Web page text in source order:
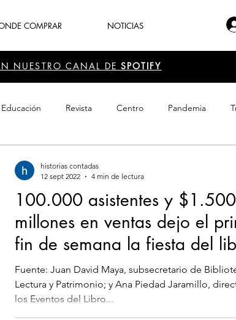
COMPRAR NOTICIAS
NUESTRO CANAL DE SPOTIFY
Educación Revista Centro Pandemia
100.000 asistentes y $1.500
millones en ventas dejo el
fin de semana la fiesta del
Fuente: Juan David Maya, subsecretario de
Lectura y Patrimonio; y Ana Piedad Jaramillo,
los Eventos del Libro...
historias contadas
12 sept 2022
4 min de lectura